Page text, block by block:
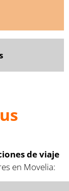
de viaje
en Movelia: